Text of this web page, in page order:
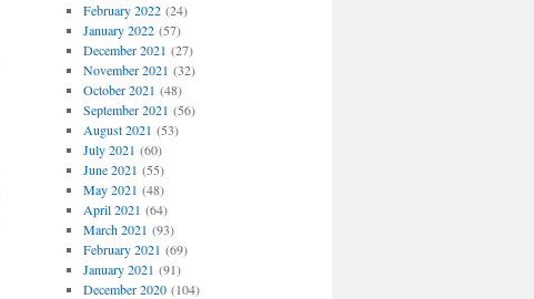
February 2022(24)
January 2022(57)
December 2021 (27)
November 2021 (32)
October 2021 (48)
September 2021 (56)
August 2021 (53)
July 2021 (60)
June 2021 (55)
May 2021 (48)
April 2021 (64)
March 2021 (93)
February 2021 (69)
January 2021 (91)
December 2020(104)